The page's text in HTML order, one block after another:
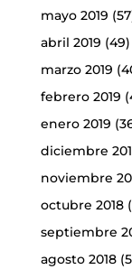
mayo 2019
abril 2019 (49)
marzo 2019
febrero 2019
enero 2019
diciembre
noviembre
octubre 2018
septiembre
agosto 2018